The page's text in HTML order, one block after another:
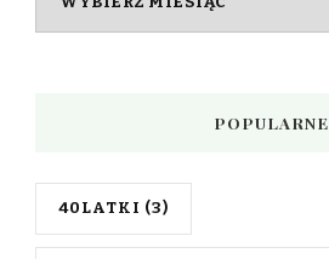
POPULARNE
40LATKI (3)